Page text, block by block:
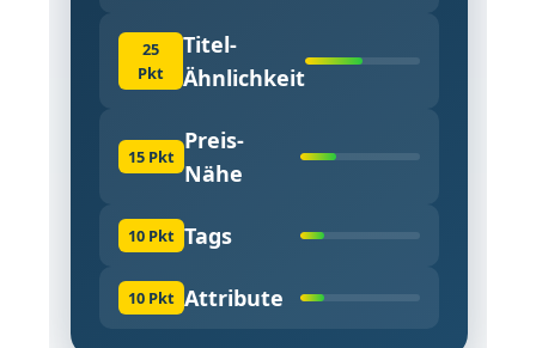
25
Pkt
Titel-
Ähnlichkeit
15 Pkt
Preis-
Nähe
10 Pkt Tags
10 Pkt Attribute